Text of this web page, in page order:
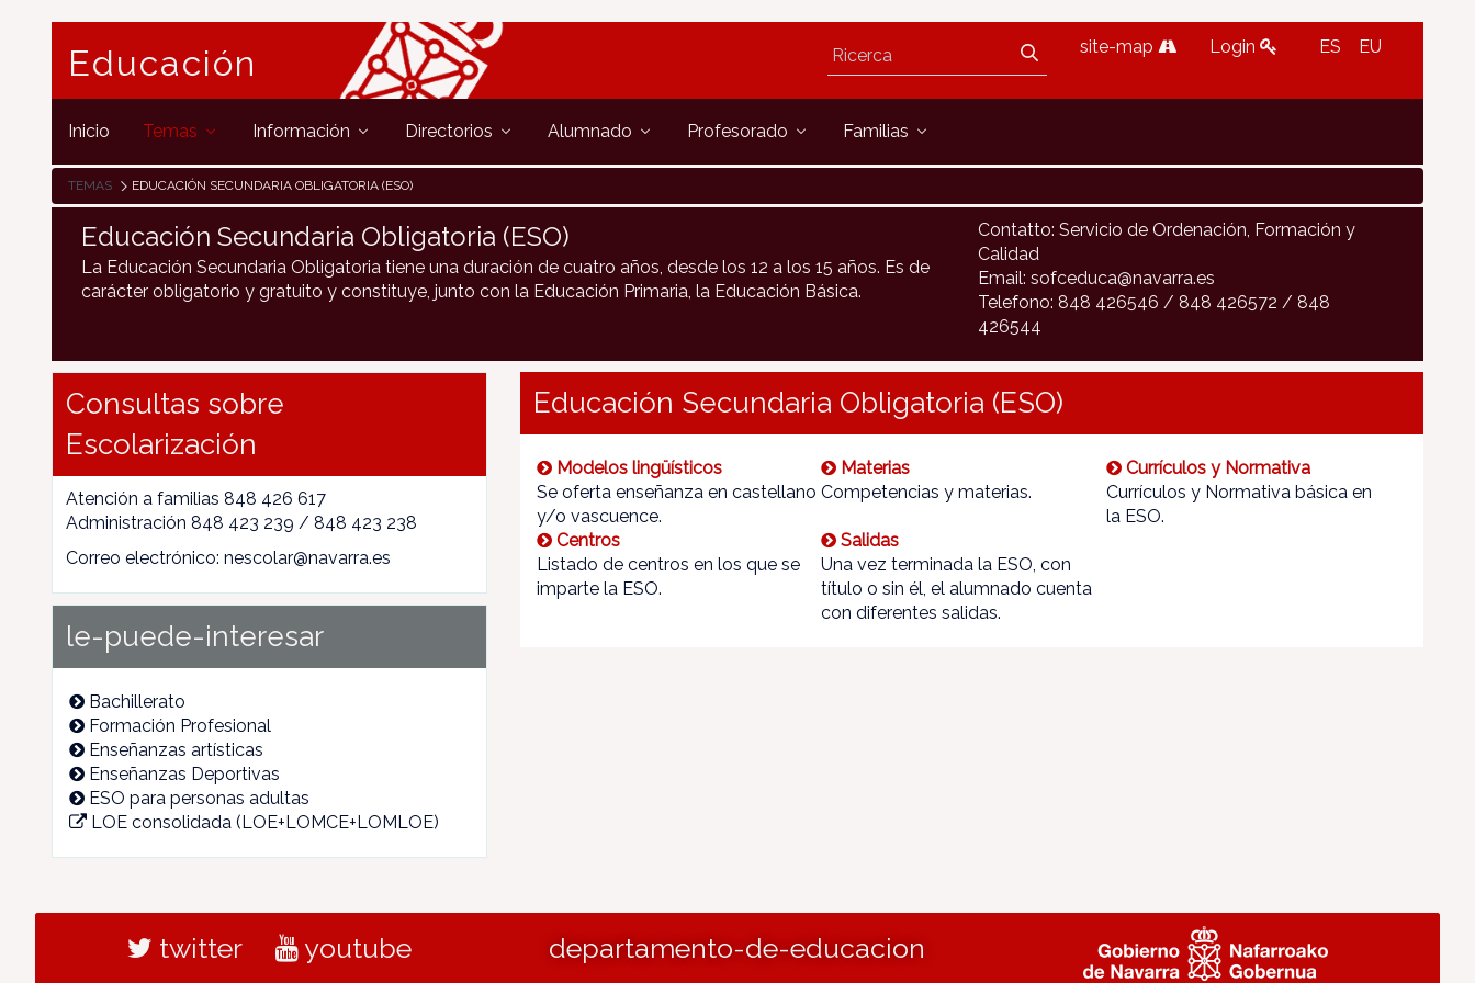
Educación site-map Login ES EU
Inicio Temas Información Directorios Alumnado Profesorado Familias
TEMAS EDUCACIÓN SECUNDARIA OBLIGATORIA (ESO)
Educación Secundaria Obligatoria (ESO)
La Educación Secundaria Obligatoria tiene una duración de cuatro años, desde los 12 a los 15 años. Es de
carácter obligatorio y gratuito y constituye, junto con la Educación Primaria, la Educación Básica.
Contatto: Servicio de Ordenación, Formación y
Calidad
Email: sofceduca@navarra.es
Telefono: 848 426546 / 848 426572 / 848
426544
Consultas sobre
Escolarización
Atención a familias 848 426 617
Administración 848 423 239 / 848 423 238
Correo electrónico: nescolar@navarra.es
le-puede-interesar
Bachillerato
Formación Profesional
Enseñanzas artísticas
Enseñanzas Deportivas
ESO para personas adultas
LOE consolidada (LOE+LOMCE+LOMLOE)
Educación Secundaria Obligatoria (ESO)
Modelos lingüísticos
Se oferta enseñanza en castellano
y/o vascuence.
Materias
Competencias y materias.
Currículos y Normativa
Currículos y Normativa básica en
la ESO.
Centros
Listado de centros en los que se
imparte la ESO.
Salidas
Una vez terminada la ESO, con
título o sin él, el alumnado cuenta
con diferentes salidas.
twitter youtube departamento-de-educacion